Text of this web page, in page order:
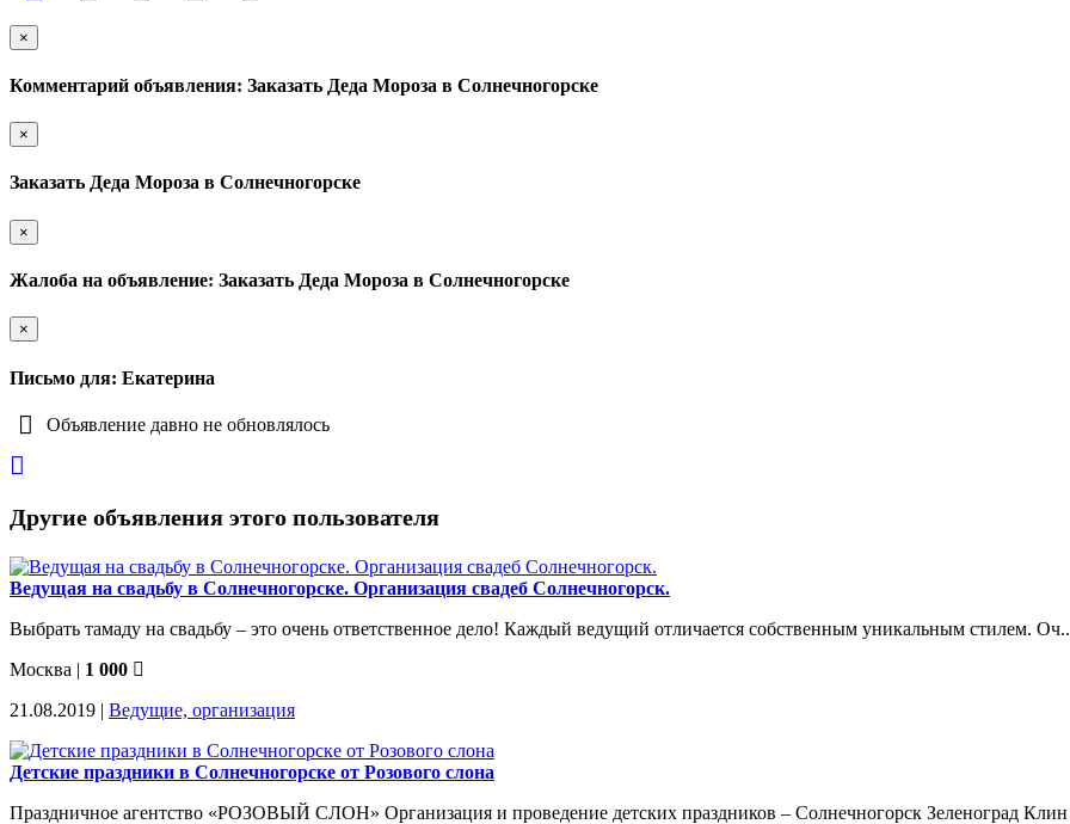
×
Комментарий объявления: Заказать Деда Мороза в Солнечногорске
×
Заказать Деда Мороза в Солнечногорске
×
Жалоба на объявление: Заказать Деда Мороза в Солнечногорске
×
Письмо для: Екатерина
Объявление давно не обновлялось
Другие объявления этого пользователя
Ведущая на свадьбу в Солнечногорске. Организация свадеб Солнечногорск.
Выбрать тамаду на свадьбу – это очень ответственное дело! Каждый ведущий отличается собственным уникальным стилем.
Москва | 1 000
21.08.2019 | Ведущие, организация
Детские праздники в Солнечногорске от Розового слона
Праздничное агентство «РОЗОВЫЙ СЛОН» Организация и проведение детских праздников – Солнечногорск Зеленоград Клин